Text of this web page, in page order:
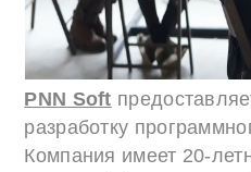
PNN Soft
разработку
Компания имеет 20-